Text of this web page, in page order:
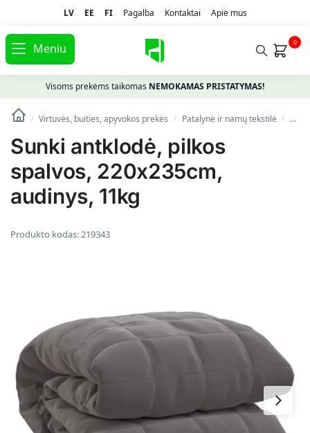
LV EE FI Pagalba Kontaktai Apie mus
Meniu 0
Visoms prekėms taikomas NEMOKAMAS PRISTATYMAS!
/ Virtuvės, buities, apyvokos prekės / Patalynė ir namų tekstilė /
Sunki antklodė, pilkos
spalvos, 220x235cm,
audinys, 11kg
Produkto kodas:219343